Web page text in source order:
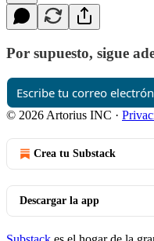
Por supuesto, sigue
© 2026 Artorius INC ·
Crea tu Substack
Descargar la app